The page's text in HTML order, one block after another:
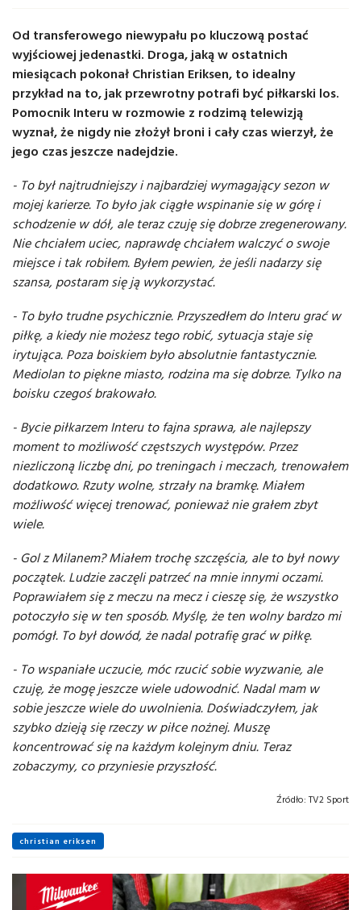
Od transferowego niewypału po kluczową postać
wyjściowej jedenastki. Droga, jaką w ostatnich
miesiącach pokonał Christian Eriksen, to idealny
przykład na to, jak przewrotny potrafi być piłkarski los.
Pomocnik Interu w rozmowie z rodzimą telewizją
wyznał, że nigdy nie złożył broni i cały czas wierzył, że
jego czas jeszcze nadejdzie.
- To był najtrudniejszy i najbardziej wymagający sezon w
mojej karierze. To było jak ciągłe wspinanie się w górę i
schodzenie w dół, ale teraz czuję się dobrze zregenerowany.
Nie chciałem uciec, naprawdę chciałem walczyć o swoje
miejsce i tak robiłem. Byłem pewien, że jeśli nadarzy się
szansa, postaram się ją wykorzystać.
- To było trudne psychicznie. Przyszedłem do Interu grać w
piłkę, a kiedy nie możesz tego robić, sytuacja staje się
irytująca. Poza boiskiem było absolutnie fantastycznie.
Mediolan to piękne miasto, rodzina ma się dobrze. Tylko na
boisku czegoś brakowało.
- Bycie piłkarzem Interu to fajna sprawa, ale najlepszy
moment to możliwość częstszych występów. Przez
niezliczoną liczbę dni, po treningach i meczach, trenowałem
dodatkowo. Rzuty wolne, strzały na bramkę. Miałem
możliwość więcej trenować, ponieważ nie grałem zbyt
wiele.
- Gol z Milanem? Miałem trochę szczęścia, ale to był nowy
początek. Ludzie zaczęli patrzeć na mnie innymi oczami.
Poprawiałem się z meczu na mecz i cieszę się, że wszystko
potoczyło się w ten sposób. Myślę, że ten wolny bardzo mi
pomógł. To był dowód, że nadal potrafię grać w piłkę.
- To wspaniałe uczucie, móc rzucić sobie wyzwanie, ale
czuję, że mogę jeszcze wiele udowodnić. Nadal mam w
sobie jeszcze wiele do uwolnienia. Doświadczyłem, jak
szybko dzieją się rzeczy w piłce nożnej. Muszę
koncentrować się na każdym kolejnym dniu. Teraz
zobaczymy, co przyniesie przyszłość.
Źródło:TV2 Sport
christian eriksen